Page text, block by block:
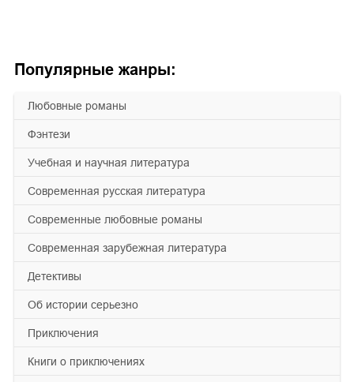
Популярные жанры:
любовные романы
фэнтези
учебная и научная литература
современная русская литература
современные любовные романы
современная зарубежная литература
детективы
об истории серьезно
приключения
книги о приключениях